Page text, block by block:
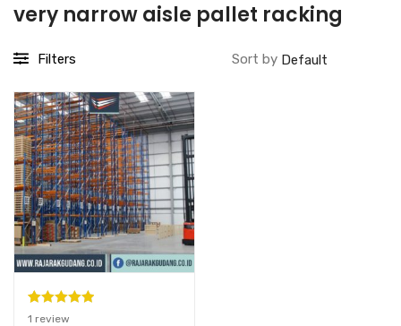
very narrow aisle pallet racking
Filters Sort by
Peringkat
11 review